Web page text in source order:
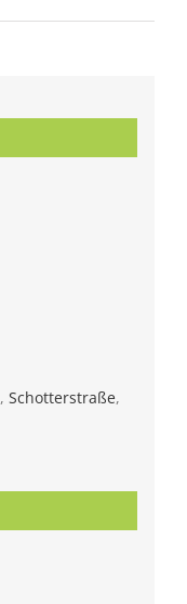
, Schotterstraße,